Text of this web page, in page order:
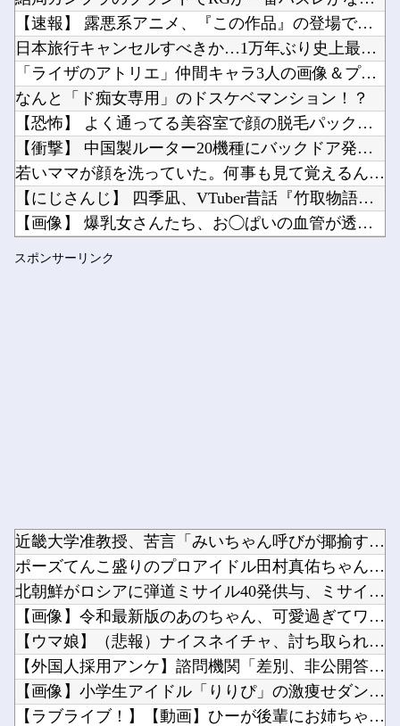
【にじさんじ】8月7日(金)22:00から周央サンゴ、志摩スペイン村サマーフィエスタ202...
Powered by livedoor 相互RSS
【速報】 露悪系アニメ、『この作品』の登場で最盛期を迎えてし...
日本旅行キャンセルすべきか…1万年ぶり史上最大級の火山の兆し...
「ライザのアトリエ」仲間キャラ3人の画像＆プロフを公開！金髪...
なんと「ド痴女専用」のドスケベマンション！？
【恐怖】 よく通ってる美容室で顔の脱毛パックを始めたとのこと...
【衝撃】 中国製ルーター20機種にバックドア発見！ ネットに...
若いママが顔を洗っていた。何事も見て覚えるんだよ → 目の前...
【にじさんじ】 四季凪、VTuber昔話『竹取物語』を公開「...
【画像】 爆乳女さんたち、お◯ぱいの血管が透けてしまうｗｗｗ...
スポンサーリンク
近畿大学准教授、苦言「みいちゃん呼びが揶揄する言葉として使わ...
ポーズてんこ盛りのプロアイドル田村真佑ちゃん！！！【乃木坂4...
北朝鮮がロシアに弾道ミサイル40発供与、ミサイル部隊90人派...
【画像】令和最新版のあのちゃん、可愛過ぎてワイらにブッ刺さり...
【ウマ娘】（悲報）ナイスネイチャ、討ち取られる他
【外国人採用アンケ】諮問機関「差別、非公開答申」三重県「差別...
【画像】小学生アイドル「りりぴ」の激痩せダンス動画にファンが...
【ラブライブ！】【動画】ひーが後輩にお姉ちゃん呼びさせてる…...